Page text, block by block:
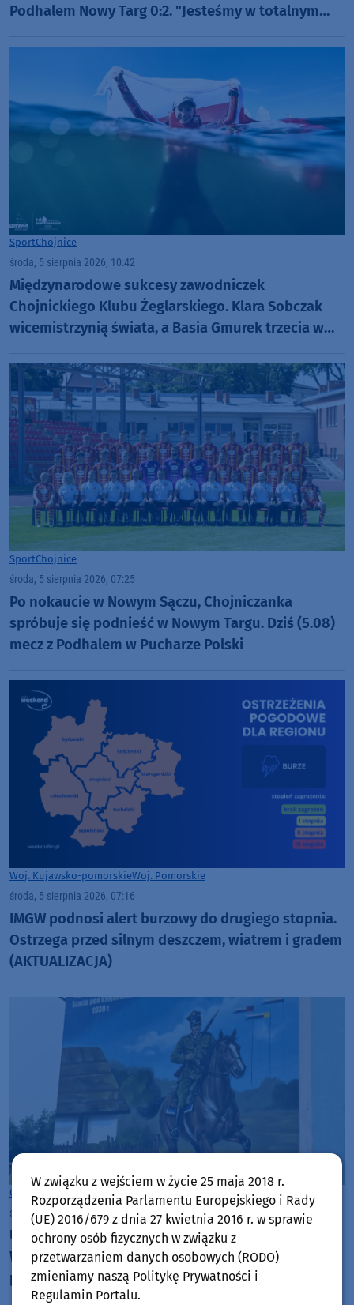
Podhalem Nowy Targ 0:2. "Jesteśmy w totalnym
SportChojnice
środa, 5 sierpnia 2026, 10:42
Międzynarodowe sukcesy zawodniczek
Chojnickiego Klubu Żeglarskiego. Klara Sobczak
wicemistrzynią świata, a Basia Gmurek trzecia w
SportChojnice
środa, 5 sierpnia 2026, 07:25
Po nokaucie w Nowym Sączu, Chojniczanka
spróbuje się podnieść w Nowym Targu. Dziś (5.08)
mecz z Podhalem w Pucharze Polski
Woj. Kujawsko-pomorskieWoj. Pomorskie
środa, 5 sierpnia 2026, 07:16
IMGW podnosi alert burzowy do drugiego stopnia.
Ostrzega przed silnym deszczem, wiatrem i gradem
(AKTUALIZACJA)
Gmina Chojnice
środa, 5 sierpnia 2026, 06:57
Ułańskie dziedzictwo utrwalone na ścianie szkoły.
W Nowej Cerkwi w gminie Chojnice powstał
patriotyczny mural
W związku z wejściem w życie 25 maja 2018 r.
Rozporządzenia Parlamentu Europejskiego i Rady
(UE) 2016/679 z dnia 27 kwietnia 2016 r. w sprawie
ochrony osób fizycznych w związku z
przetwarzaniem danych osobowych (RODO)
zmieniamy naszą Politykę Prywatności i
Regulamin Portalu.